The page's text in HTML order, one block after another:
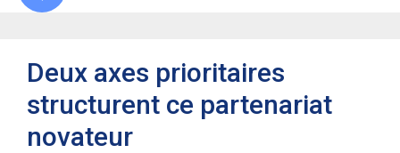
Deux axes prioritaires
structurent ce partenariat
novateur